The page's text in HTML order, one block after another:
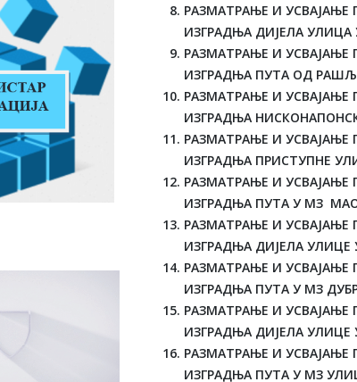
РАЗМАТРАЊЕ И УСВАЈАЊЕ
ИЗГРАДЊА ДИЈЕЛА УЛИЦА
РАЗМАТРАЊЕ И УСВАЈАЊЕ
ИЗГРАДЊА ПУТА ОД
РАЗМАТРАЊЕ И УСВАЈАЊЕ
ИЗГРАДЊА
РАЗМАТРАЊЕ И УСВАЈАЊЕ
ИЗГРАДЊА ПРИСТУПНЕ
РАЗМАТРАЊЕ И УСВАЈАЊЕ
ИЗГРАДЊА ПУТА У МЗ
РАЗМАТРАЊЕ И УСВАЈАЊЕ
ИЗГРАДЊА ДИЈЕЛА
РАЗМАТРАЊЕ И УСВАЈАЊЕ
ИЗГРАДЊА ПУТА У МЗ
РАЗМАТРАЊЕ И УСВАЈАЊЕ
ИЗГРАДЊА ДИЈЕЛА УЛИЦЕ
РАЗМАТРАЊЕ И УСВАЈАЊЕ
ИЗГРАДЊА ПУТА У МЗ